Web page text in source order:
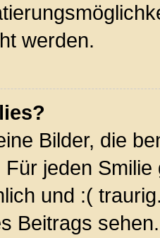
werden.
Bilder, die
jeden
und :(
Beitrags